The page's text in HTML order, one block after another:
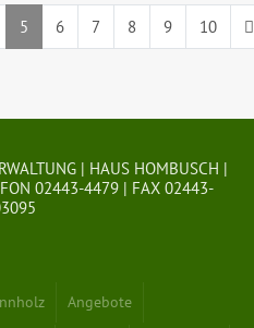
Seite 5 von 22
5 6 7 8 9 10
| HAUS HOMBUSCH |
02443-4479 | FAX 02443-
Angebote